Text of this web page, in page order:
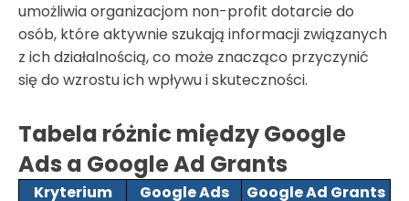
umożliwia organizacjom non-profit dotarcie do
osób, które aktywnie szukają informacji związanych
z ich działalnością, co może znacząco przyczynić
się do wzrostu ich wpływu i skuteczności.
Tabela różnic między Google
Ads a Google Ad Grants
Kryterium Google Ads Google Ad Grants